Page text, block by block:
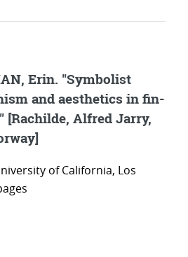
Erin. "Symbolist
and aesthetics in fin-
[Rachilde, Alfred Jarry,
of California, Los